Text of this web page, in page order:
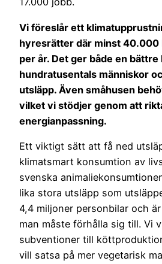
Vi föreslår ett
hyresrätter där minst 40.000
per år. Det ger både en
hundratusentals människor
utsläpp. Även småhusen
vilket vi stödjer genom att
energianpassning.
Ett viktigt sätt att få ned
klimatsmart konsumtion av
svenska
lika stora utsläpp som
4,4 miljoner personbilar och
man måste förhålla sig till. Vi
subventioner till
vill satsa på mer vegetarisk